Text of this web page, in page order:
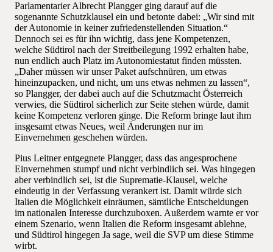
Parlamentarier Albrecht Plangger ging darauf auf die
sogenannte Schutzklausel ein und betonte dabei: „Wir sind mit
der Autonomie in keiner zufriedenstellenden Situation.“
Dennoch sei es für ihn wichtig, dass jene Kompetenzen,
welche Südtirol nach der Streitbeilegung 1992 erhalten habe,
nun endlich auch Platz im Autonomiestatut finden müssten.
„Daher müssen wir unser Paket aufschnüren, um etwas
hineinzupacken, und nicht, um uns etwas nehmen zu lassen“,
so Plangger, der dabei auch auf die Schutzmacht Österreich
verwies, die Südtirol sicherlich zur Seite stehen würde, damit
keine Kompetenz verloren ginge. Die Reform bringe laut ihm
insgesamt etwas Neues, weil Änderungen nur im
Einvernehmen geschehen würden.
Pius Leitner entgegnete Plangger, dass das angesprochene
Einvernehmen stumpf und nicht verbindlich sei. Was hingegen
aber verbindlich sei, ist die Suprematie-Klausel, welche
eindeutig in der Verfassung verankert ist. Damit würde sich
Italien die Möglichkeit einräumen, sämtliche Entscheidungen
im nationalen Interesse durchzuboxen. Außerdem warnte er vor
einem Szenario, wenn Italien die Reform insgesamt ablehne,
und Südtirol hingegen Ja sage, weil die SVP um diese Stimme
wirbt.